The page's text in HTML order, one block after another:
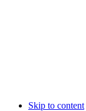
Skip to content